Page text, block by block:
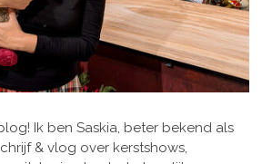
Ik ben Saskia, beter bekend als
& vlog over kerstshows,